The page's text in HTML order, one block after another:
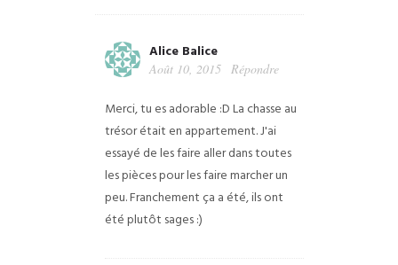
Alice Balice
Août 10, 2015 Répondre
Merci, tu es adorable :D La chasse au
trésor était en appartement. J'ai
essayé de les faire aller dans toutes
les pièces pour les faire marcher un
peu. Franchement ça a été, ils ont
été plutôt sages :)